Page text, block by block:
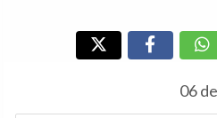
06